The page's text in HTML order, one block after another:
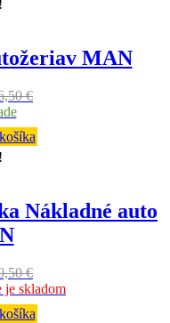
MAN
€
Nákladné auto
€
je skladom